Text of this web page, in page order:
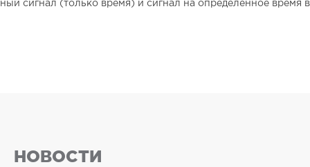
сигнал (только время) и сигнал на определенное время
НОВОСТИ